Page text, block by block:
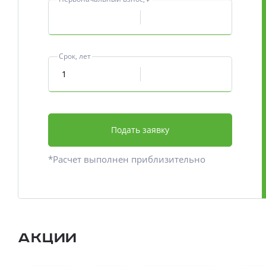
Срок, лет
Подать заявку
*Расчет выполнен приблизительно
Акции